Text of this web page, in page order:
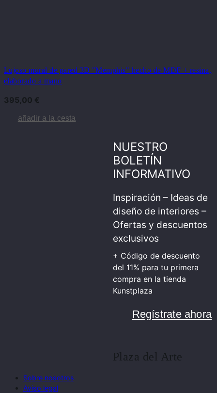
Lujoso mural de pared 3D "Memphis" hecho de MDF + resina,
elaborado a mano
395,00 €
añadir a la cesta
NUESTRO
BOLETÍN
INFORMATIVO
Inspiración – Ideas de
diseño de interiores –
Ofertas y descuentos
exclusivos
+ Código de descuento
del 11% para tu primera
compra en la tienda
Kunstplaza
Regístrate ahora
Plaza del Arte
Sobre nosotros
Aviso legal